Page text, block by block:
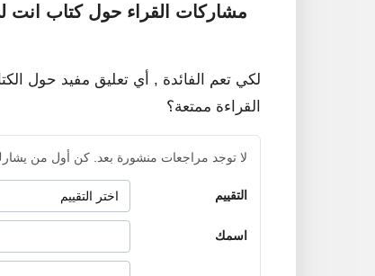
مشاركات القراء حول كتاب انت
لكي تعم الفائدة , أي تعليق مفيد حول
القراءة ممتعة؟
لا توجد مراجعات منشورة بعد. كن أول من
التقييم
اسمك